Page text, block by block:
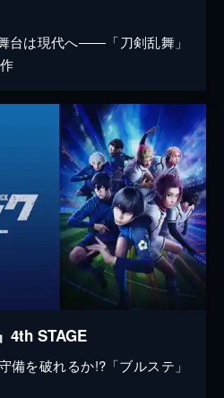
台は現代へ――「刀剣乱舞」
4th STAGE
備を破れるか!?「ブルステ」